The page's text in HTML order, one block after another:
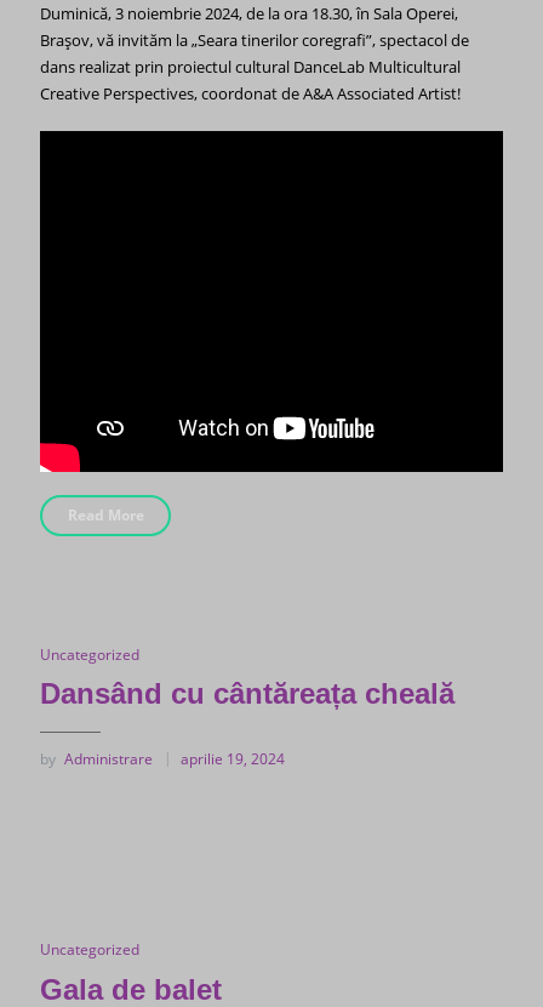
Duminică, 3 noiembrie 2024, de la ora 18.30, în Sala Operei,
Brașov, vă invităm la „Seara tinerilor coregrafi”, spectacol de
dans realizat prin proiectul cultural DanceLab Multicultural
Creative Perspectives, coordonat de A&A Associated Artist!
Read More
Uncategorized
Dansând cu cântăreața cheală
by Administrare aprilie 19, 2024
Uncategorized
Gala de balet